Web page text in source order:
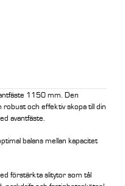
1150 mm. Den
och effektiv skopa till din
avantfäste.
balans mellan kapacitet
förstärkta slitytor som tål